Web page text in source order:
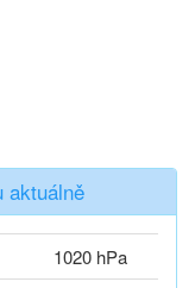
aktuálně
1020 hPa